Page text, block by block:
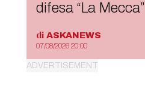
difesa “La Mecca”
di ASKANEWS
07/08/2026 20:00